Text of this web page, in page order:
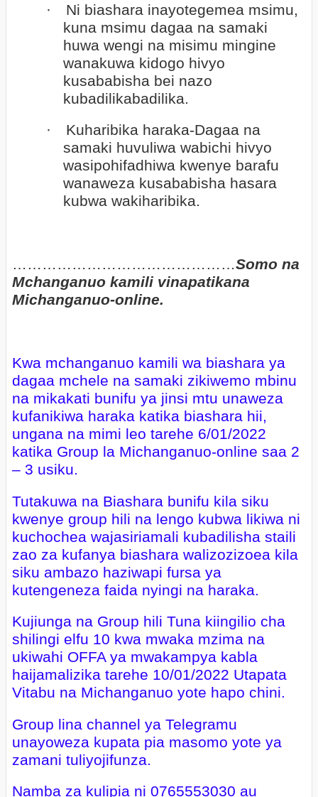
·
Ni biashara inayotegemea msimu,
kuna msimu dagaa na samaki
huwa wengi na misimu mingine
wanakuwa kidogo hivyo
kusababisha bei nazo
kubadilikabadilika.
·
Kuharibika haraka-Dagaa na
samaki huvuliwa wabichi hivyo
wasipohifadhiwa kwenye barafu
wanaweza kusababisha hasara
kubwa wakiharibika.
………………………………………Somo na
Mchanganuo kamili vinapatikana
Michanganuo-online.
Kwa mchanganuo kamili wa biashara ya
dagaa mchele na samaki zikiwemo mbinu
na mikakati bunifu ya jinsi mtu unaweza
kufanikiwa haraka katika biashara hii,
ungana na mimi leo tarehe 6/01/2022
katika Group la Michanganuo-online saa 2
– 3 usiku.
Tutakuwa na Biashara bunifu kila siku
kwenye group hili na lengo kubwa likiwa ni
kuchochea wajasiriamali kubadilisha staili
zao za kufanya biashara walizozizoea kila
siku ambazo haziwapi fursa ya
kutengeneza faida nyingi na haraka.
Kujiunga na Group hili Tuna kiingilio cha
shilingi elfu 10 kwa mwaka mzima na
ukiwahi OFFA ya mwakampya kabla
haijamalizika tarehe 10/01/2022 Utapata
Vitabu na Michanganuo yote hapo chini.
Group lina channel ya Telegramu
unayoweza kupata pia masomo yote ya
zamani tuliyojifunza.
Namba za kulipia ni 0765553030 au